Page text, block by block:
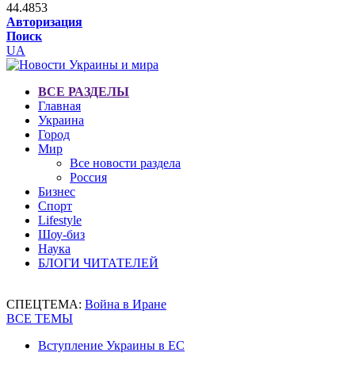
44.4853
Авторизация
Поиск
UA
ВСЕ РАЗДЕЛЫ
Главная
Украина
Город
Мир
Все новости раздела
Россия
Бизнес
Спорт
Lifestyle
Шоу-биз
Наука
БЛОГИ ЧИТАТЕЛЕЙ
СПЕЦТЕМА: Война в Иране
ВСЕ ТЕМЫ
Вступление Украины в ЕС